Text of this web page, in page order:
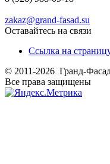
zakaz@grand-fasad.su
Оставайтесь на связи
Ссылка на
© 2011-2026 Гранд-
Все права защищены